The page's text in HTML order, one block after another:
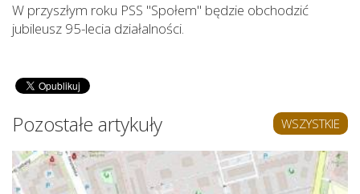
W przyszłym roku PSS "Społem" będzie obchodzić
jubileusz 95-lecia działalności.
Pozostałe artykuły WSZYSTKIE